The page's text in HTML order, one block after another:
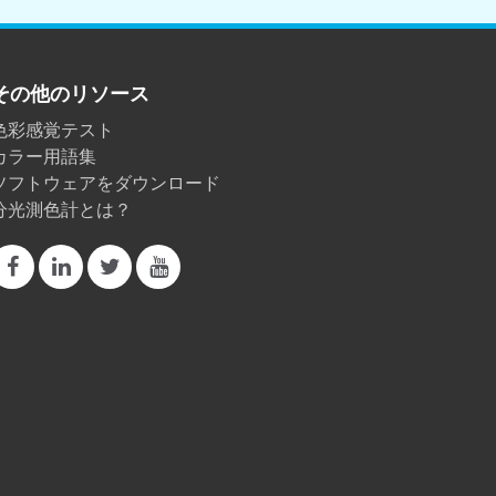
の他のリソース
彩感覚テスト
ラー用語集
フトウェアをダウンロード
光測色計とは？